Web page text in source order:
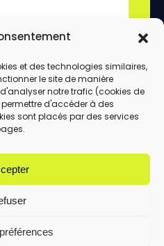
et des technologies similaires,
le site de manière
notre trafic (cookies de
d'accéder à des
sont placés par des services
vous acceptez le
de vos données
site.